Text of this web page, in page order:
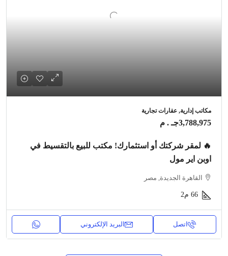
مكاتب إدارية, عقارات تجارية
3,788,975جـ . م
🔥 لمقر شركتك أو استثمارك! مكتب للبيع بالتقسيط في
اوبن اير مول
القاهرة الجديدة, مصر
66 م2
اتصل البريد الإلكتروني